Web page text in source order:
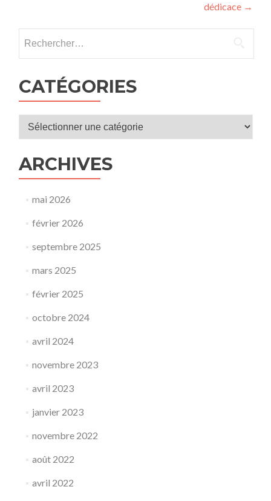
dédicace →
CATÉGORIES
Catégories
ARCHIVES
mai 2026
février 2026
septembre 2025
mars 2025
février 2025
octobre 2024
avril 2024
novembre 2023
avril 2023
janvier 2023
novembre 2022
août 2022
avril 2022